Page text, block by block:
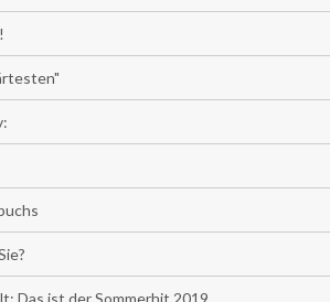
Das ist der Sommerhit 2019